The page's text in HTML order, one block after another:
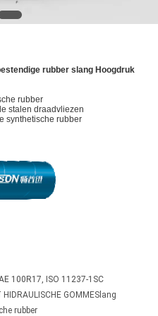
rubber slang Hoogdruk
rubber
stalen draadvliezen
synthetische rubber
100R17, ISO 11237-1SC
HIDRAULISCHE GOMMESlang
rubber